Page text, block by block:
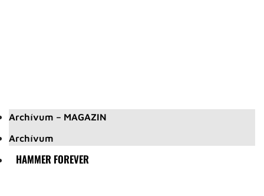
Archívum – MAGAZIN
Archívum
HAMMER FOREVER